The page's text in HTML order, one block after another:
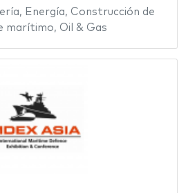
, Energía, Construcción de
marítimo, Oil & Gas